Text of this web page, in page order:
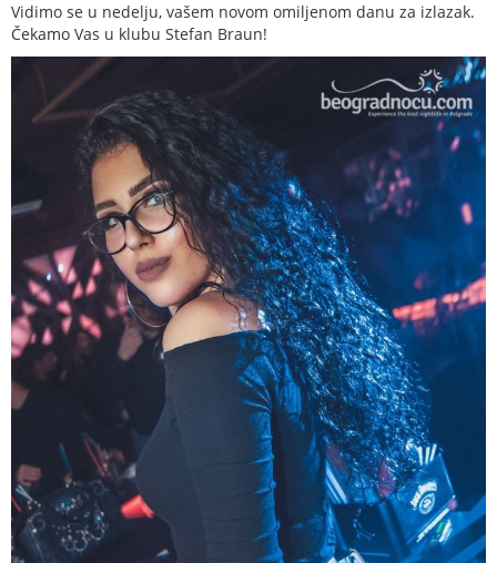
Vidimo se u nedelju, vašem novom omiljenom danu za izlazak.
Čekamo Vas u klubu Stefan Braun!